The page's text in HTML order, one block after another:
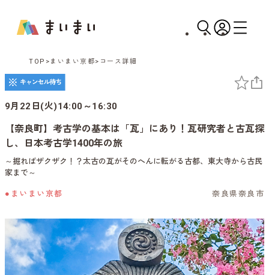
TOP まいまい京都 コース詳細
9月22日(火)14:00～16:30
【奈良町】考古学の基本は「瓦」にあり！瓦研究者と古瓦探
し、日本考古学1400年の旅
～掘ればザクザク！？太古の瓦がそのへんに転がる古都、東大寺から古民
家まで～
●まいまい京都 奈良県奈良市